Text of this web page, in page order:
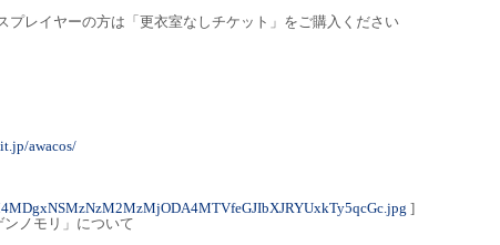
プレイヤーの方は「更衣室なしチケット」をご購入ください
awacos/
]
ノモリ」について